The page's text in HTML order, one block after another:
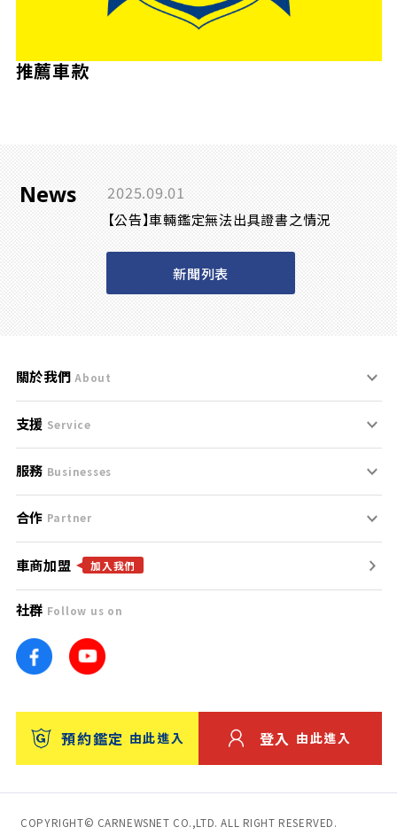
推薦車款
News 2025.09.01
【公告】車輛鑑定無法出具證書之情況
新聞列表
關於我們 About
刊登規範
服務條款
免責聲明
隱私權政策
團隊
車訊網
台灣優良中古車商大獎
支援 Service
支援中心
聯絡我們
服務 Businesses
什麼是Goo鑑定？
找好車
找好店
找海外車
消費者評價
保固
合作 Partner
合作夥伴
廣告合作
車商加盟 加入我們
社群 Follow us on
預約鑑定 由此進入 登入 由此進入
COPYRIGHT© CARNEWSNET CO.,LTD. ALL RIGHT RESERVED.